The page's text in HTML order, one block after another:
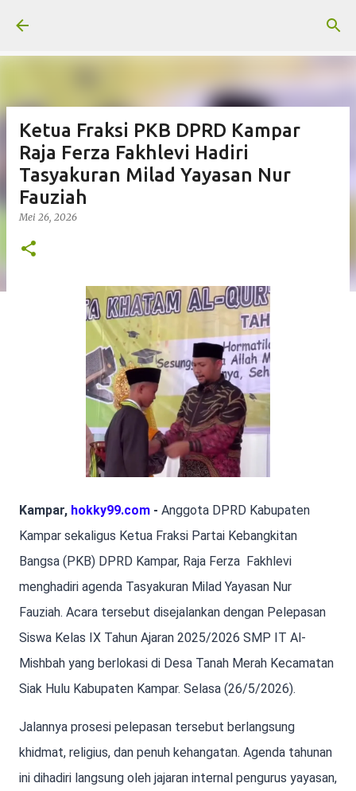
Ketua Fraksi PKB DPRD Kampar
Raja Ferza Fakhlevi Hadiri
Tasyakuran Milad Yayasan Nur
Fauziah
Mei 26, 2026
Kampar, hokky99.com - Anggota DPRD Kabupaten
Kampar sekaligus Ketua Fraksi Partai Kebangkitan
Bangsa (PKB) DPRD Kampar, Raja Ferza Fakhlevi
menghadiri agenda Tasyakuran Milad Yayasan Nur
Fauziah. Acara tersebut disejalankan dengan Pelepasan
Siswa Kelas IX Tahun Ajaran 2025/2026 SMP IT Al-
Mishbah yang berlokasi di Desa Tanah Merah Kecamatan
Siak Hulu Kabupaten Kampar. Selasa (26/5/2026).
Jalannya prosesi pelepasan tersebut berlangsung
khidmat, religius, dan penuh kehangatan. Agenda tahunan
ini dihadiri langsung oleh jajaran internal pengurus yayasan,